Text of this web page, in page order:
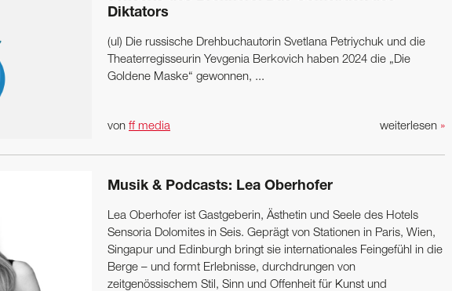
Diktators
(ul) Die russische Drehbuchautorin Svetlana Petriychuk und die
Theaterregisseurin Yevgenia Berkovich haben 2024 die „Die
Goldene Maske“ gewonnen, ...
weiterlesen »
von ff media
Musik & Podcasts: Lea Oberhofer
Lea Oberhofer ist Gast­geberin, Ästhetin und Seele des Hotels
Sensoria Dolomites in Seis. Geprägt von Stationen in Paris, Wien,
Singapur und Edinburgh bringt sie internationales ­Feingefühl in die
Berge – und formt Erlebnisse, durchdrungen von
zeitgenössischem Stil, Sinn und Offenheit für Kunst und